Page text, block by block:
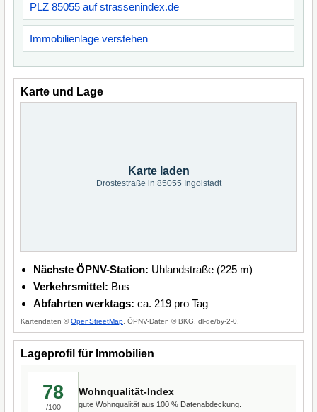
PLZ 85055 auf strassenindex.de
Immobilienlage verstehen
Karte und Lage
Karte laden
Drostestraße in 85055 Ingolstadt
Nächste ÖPNV-Station: Uhlandstraße (225 m)
Verkehrsmittel: Bus
Abfahrten werktags: ca. 219 pro Tag
Kartendaten ©OpenStreetMap , ÖPNV-Daten © BKG, dl-de/by-2-0.
Lageprofil für Immobilien
78
/100
Wohnqualität-Index
gute Wohnqualität aus 100 % Datenabdeckung.